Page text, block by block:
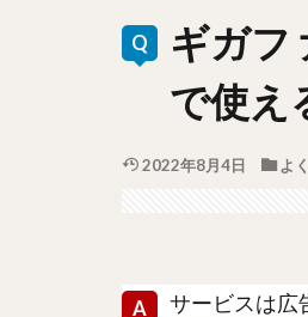
ギガフ
で使え
2022年8月4日 よ
サービスは広